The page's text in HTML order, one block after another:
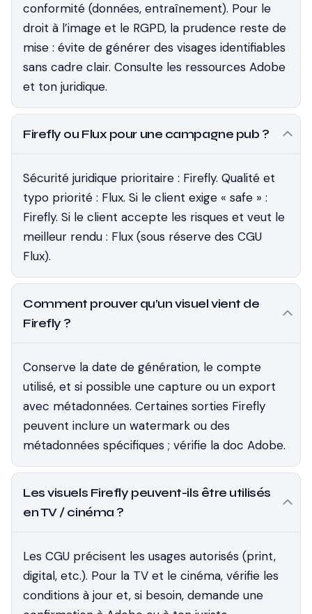
conformité (données, entraînement). Pour le
droit à l’image et le RGPD, la prudence reste de
mise : évite de générer des visages identifiables
sans cadre clair. Consulte les ressources Adobe
et ton juridique.
Firefly ou Flux pour une campagne pub ?
Sécurité juridique prioritaire : Firefly. Qualité et
typo priorité : Flux. Si le client exige « safe » :
Firefly. Si le client accepte les risques et veut le
meilleur rendu : Flux (sous réserve des CGU
Flux).
Comment prouver qu’un visuel vient de
Firefly ?
Conserve la date de génération, le compte
utilisé, et si possible une capture ou un export
avec métadonnées. Certaines sorties Firefly
peuvent inclure un watermark ou des
métadonnées spécifiques ; vérifie la doc Adobe.
Les visuels Firefly peuvent-ils être utilisés
en TV / cinéma ?
Les CGU précisent les usages autorisés (print,
digital, etc.). Pour la TV et le cinéma, vérifie les
conditions à jour et, si besoin, demande une